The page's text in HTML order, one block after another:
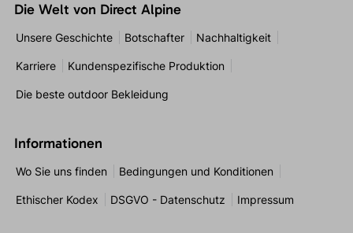
Die Welt von Direct Alpine
Unsere Geschichte Botschafter Nachhaltigkeit
Karriere Kundenspezifische Produktion
Die beste outdoor Bekleidung
Informationen
Wo Sie uns finden Bedingungen und Konditionen
Ethischer Kodex DSGVO - Datenschutz Impressum